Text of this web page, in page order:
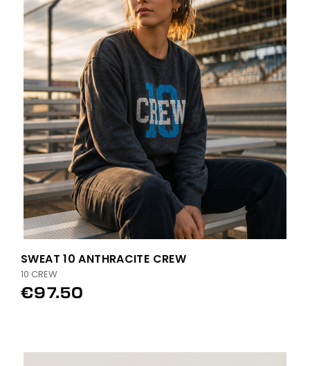
SWEAT 10 ANTHRACITE CREW
10 CREW
€97.50